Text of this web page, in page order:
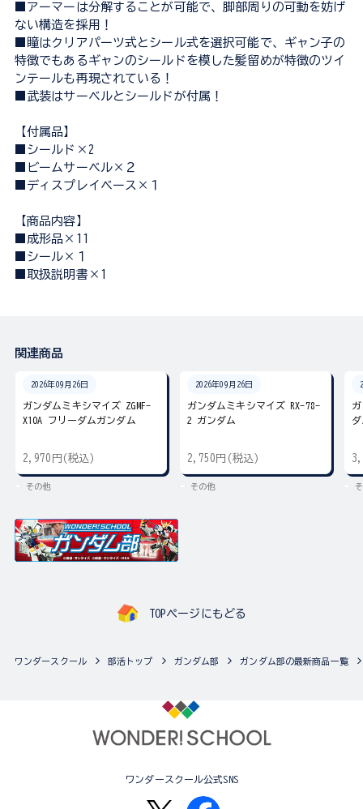
■アーマーは分解することが可能で、脚部周りの可動を妨げ
ない構造を採用！
■瞳はクリアパーツ式とシール式を選択可能で、ギャン子の
特徴でもあるギャンのシールドを模した髪留めが特徴のツイ
ンテールも再現されている！
■武装はサーベルとシールドが付属！
【付属品】
■シールド×2
■ビームサーベル×２
■ディスプレイベース×１
【商品内容】
■成形品×11
■シール×１
■取扱説明書×1
関連商品
2026年09月26日
ガンダムミキシマイズ ZGMF-
X10A フリーダムガンダム
2,970円(税込)
その他
2026年09月26日
ガンダムミキシマイズ RX-78-
2 ガンダム
2,750円(税込)
その他
TOPページにもどる
ワンダースクール 部活トップ ガンダム部 ガンダム部の最新商品一覧
ワンダースクール公式SNS